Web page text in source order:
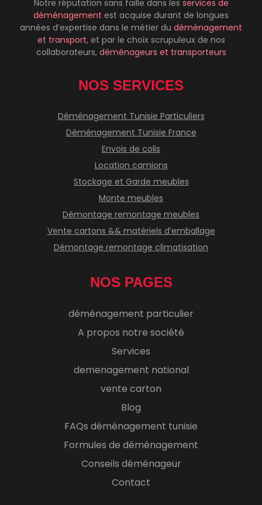
Notre réputation sans faille dans les services de
déménagement est acquise durant de longues
années d’expertise dans le métier du déménagement
et transport, et par le choix scrupuleux de nos
collaborateurs, déménageurs et transporteurs
NOS SERVICES
Déménagement Tunisie Particuliers
Déménagement Tunisie France
Envois de colis
Location camions
Stockage et Garde meubles
Monte meubles
Démontage remontage meubles
Vente cartons && matériels d’emballage
Démontage remontage climatisation
NOS PAGES
déménagement particulier
A propos notre société
Services
demenagement national
vente carton
Blog
FAQs déménagement tunisie
Formules de déménagement
Conseils déménageur
Contact